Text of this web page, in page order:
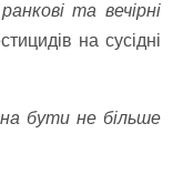
та вечірні
на сусідні
бути не більше